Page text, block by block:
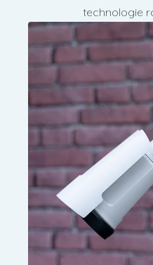
technologie